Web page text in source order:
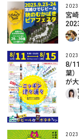
宮
8/
葉
が